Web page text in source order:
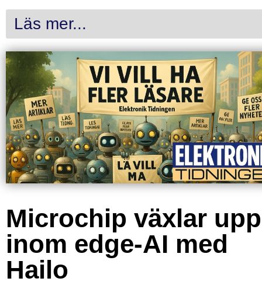
Läs mer...
Microchip växlar upp
inom edge-AI med
Hailo